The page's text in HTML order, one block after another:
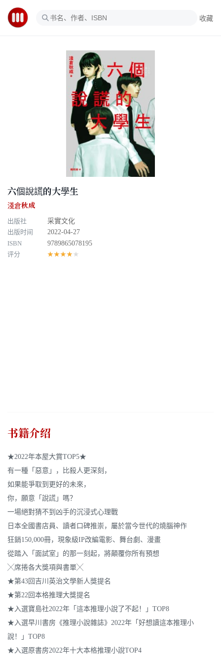
收藏
六個說謊的大學生
淺倉秋成
出版社
采實文化
出版时间
2022-04-27
ISBN
9789865078195
评分
★★★★★
书籍介绍
★2022年本屋大賞TOP5★
有一種「惡意」，比殺人更深刻，
如果能爭取到更好的未來，
你，願意「說謊」嗎？
一場絕對猜不到凶手的沉浸式心理戰
日本全國書店員、讀者口碑推崇，屬於當今世代的燒腦神作
狂銷150,000冊，現象級IP改編電影、舞台劇、漫畫
從踏入「面試室」的那一刻起，將顛覆你所有預想
╳席捲各大獎項與書單╳
★第43回吉川英治文學新人獎提名
★第22回本格推理大獎提名
★入選寶島社2022年「這本推理小說了不起！」TOP8
★入選早川書房《推理小說雜誌》2022年「好想讀這本推理小
說！」TOP8
★入選原書房2022年十大本格推理小說TOP4